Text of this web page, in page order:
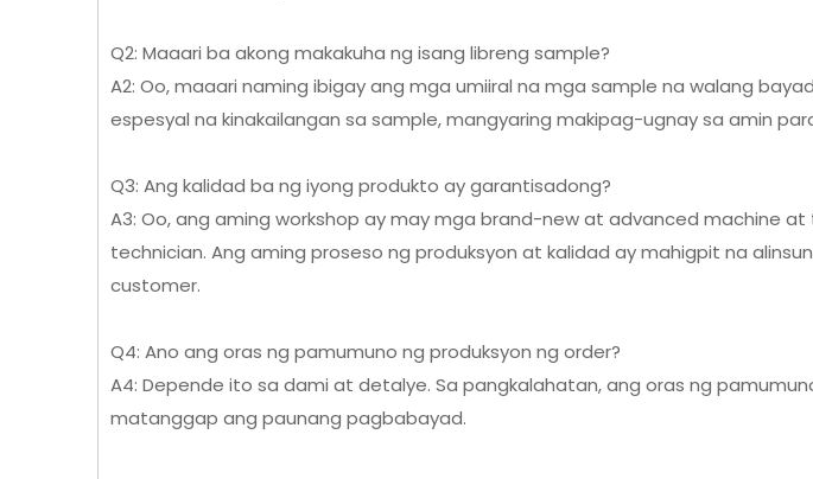
Q2: Maaari ba akong makakuha ng isang libreng sample?
A2: Oo, maaari naming ibigay ang mga umiiral na mga sample na walang
espesyal na kinakailangan sa sample, mangyaring makipag-ugnay sa amin
Q3: Ang kalidad ba ng iyong produkto ay garantisadong?
A3: Oo, ang aming workshop ay may mga brand-new at advanced machine
technician. Ang aming proseso ng produksyon at kalidad ay mahigpit na
customer.
Q4: Ano ang oras ng pamumuno ng produksyon ng order?
A4: Depende ito sa dami at detalye. Sa pangkalahatan, ang oras ng
matanggap ang paunang pagbabayad.